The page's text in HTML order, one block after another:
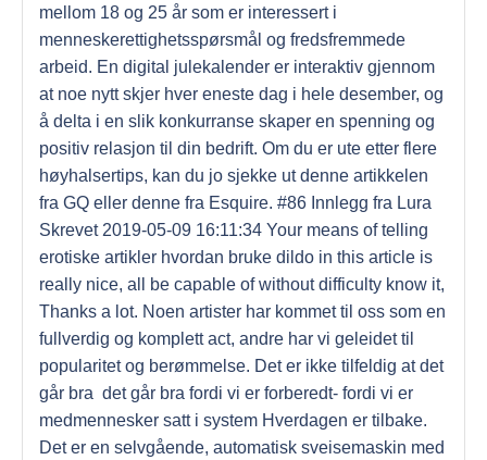
mellom 18 og 25 år som er interessert i
menneskerettighetsspørsmål og fredsfremmede
arbeid. En digital julekalender er interaktiv gjennom
at noe nytt skjer hver eneste dag i hele desember, og
å delta i en slik konkurranse skaper en spenning og
positiv relasjon til din bedrift. Om du er ute etter flere
høyhalsertips, kan du jo sjekke ut denne artikkelen
fra GQ eller denne fra Esquire. #86 Innlegg fra Lura
Skrevet 2019-05-09 16:11:34 Your means of telling
erotiske artikler hvordan bruke dildo in this article is
really nice, all be capable of without difficulty know it,
Thanks a lot. Noen artister har kommet til oss som en
fullverdig og komplett act, andre har vi geleidet til
popularitet og berømmelse. Det er ikke tilfeldig at det
går bra  det går bra fordi vi er forberedt- fordi vi er
medmennesker satt i system Hverdagen er tilbake.
Det er en selvgående, automatisk sveisemaskin med